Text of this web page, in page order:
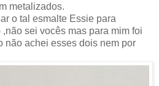
metalizados.
o tal esmalte Essie para
sei vocês mas para mim foi
não achei esses dois nem por